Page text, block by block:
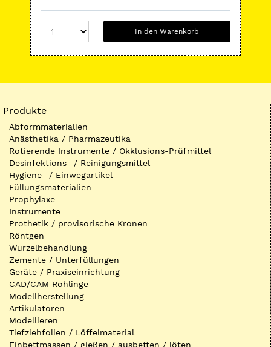
In den Warenkorb
Produkte
Abformmaterialien
Anästhetika / Pharmazeutika
Rotierende Instrumente / Okklusions-Prüfmittel
Desinfektions- / Reinigungsmittel
Hygiene- / Einwegartikel
Füllungsmaterialien
Prophylaxe
Instrumente
Prothetik / provisorische Kronen
Röntgen
Wurzelbehandlung
Zemente / Unterfüllungen
Geräte / Praxiseinrichtung
CAD/CAM Rohlinge
Modellherstellung
Artikulatoren
Modellieren
Tiefziehfolien / Löffelmaterial
Einbettmassen / gießen / ausbetten / löten